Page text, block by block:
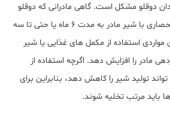
دوقلو مشکل است. گاهی مادرانی که دوقلو
دارند، نمی توانند تغذیه انحصاری با شیر مادر به مدت 6 ماه یا حتی تا سه
استفاده از مکمل های غذایی یا شیر
را افزایش دهد. اگرچه استفاده از
تولید شیر را کاهش دهد، بنابراین برای
باید مرتب تخلیه شوند.